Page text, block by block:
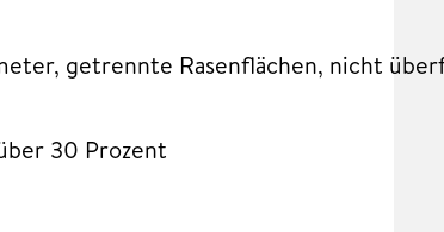
getrennte Rasenflächen, nicht
30 Prozent